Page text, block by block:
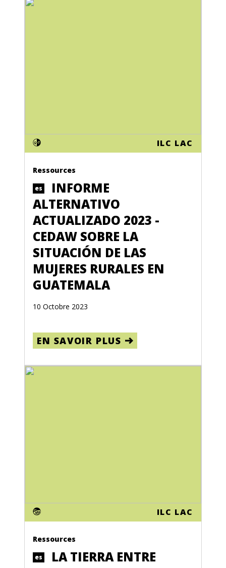
ILC LAC
Ressources
es
INFORME
ALTERNATIVO
ACTUALIZADO 2023 -
CEDAW SOBRE LA
SITUACIÓN DE LAS
MUJERES RURALES EN
GUATEMALA
10 Octobre 2023
EN SAVOIR PLUS
ILC LAC
Ressources
es
LA TIERRA ENTRE